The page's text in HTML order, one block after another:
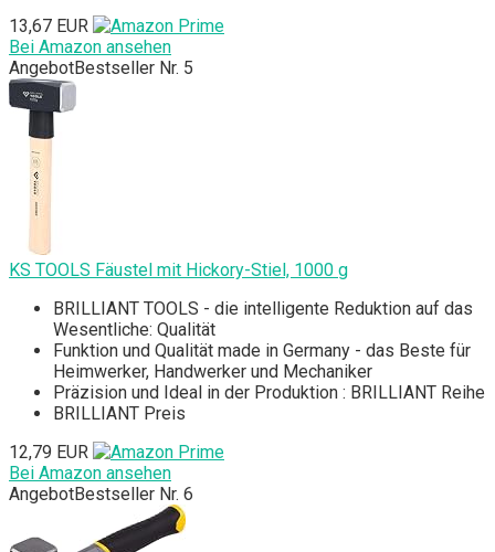
13,67 EUR
Bei Amazon ansehen
AngebotBestseller Nr. 5
KS TOOLS Fäustel mit Hickory-Stiel, 1000 g
BRILLIANT TOOLS - die intelligente Reduktion auf das
Wesentliche: Qualität
Funktion und Qualität made in Germany - das Beste für
Heimwerker, Handwerker und Mechaniker
Präzision und Ideal in der Produktion : BRILLIANT Reihe
BRILLIANT Preis
12,79 EUR
Bei Amazon ansehen
AngebotBestseller Nr. 6